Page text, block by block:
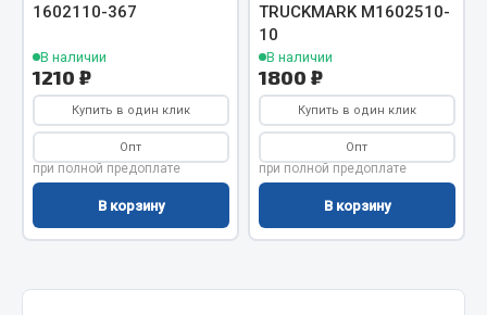
Подогреватели тосола
Весь раздел
Автотовары
Автокаталоги
1602110-367
В наличии
1210 ₽
Купить в один клик
Опт
при полной предоплате
В корзину
TRUCKMARK M1602510-
10
В наличии
1800 ₽
Купить в один клик
Опт
при полной предоплате
В корзину